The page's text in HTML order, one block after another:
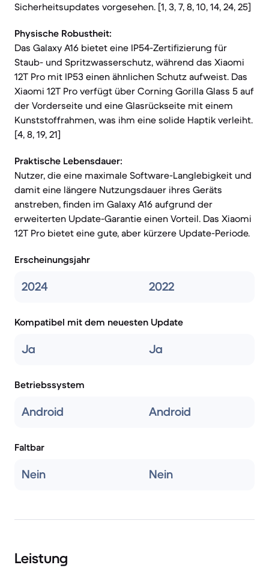
Sicherheitsupdates vorgesehen. [1, 3, 7, 8, 10, 14, 24, 25]
Physische Robustheit:
Das Galaxy A16 bietet eine IP54-Zertifizierung für
Staub- und Spritzwasserschutz, während das Xiaomi
12T Pro mit IP53 einen ähnlichen Schutz aufweist. Das
Xiaomi 12T Pro verfügt über Corning Gorilla Glass 5 auf
der Vorderseite und eine Glasrückseite mit einem
Kunststoffrahmen, was ihm eine solide Haptik verleiht.
[4, 8, 19, 21]
Praktische Lebensdauer:
Nutzer, die eine maximale Software-Langlebigkeit und
damit eine längere Nutzungsdauer ihres Geräts
anstreben, finden im Galaxy A16 aufgrund der
erweiterten Update-Garantie einen Vorteil. Das Xiaomi
12T Pro bietet eine gute, aber kürzere Update-Periode.
Erscheinungsjahr
2024 2022
Kompatibel mit dem neuesten Update
Ja Ja
Betriebssystem
Android Android
Faltbar
Nein Nein
Leistung